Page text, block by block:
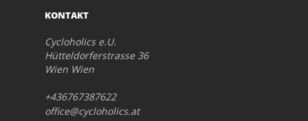
KONTAKT
Cycloholics e.U.
Hütteldorferstrasse 36
Wien Wien
+436767387622
office@cycloholics.at